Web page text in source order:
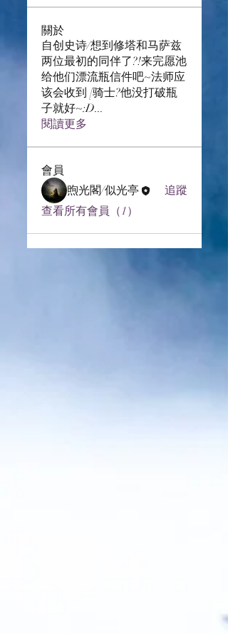
關於
自创史诗/想到修塔和马萨兹
两位最初的同伴了?!来完愿池
给他们漂流瓶信件吧~法师应
该会收到 [骑士?他没打破瓶
子就好~:D...
閱讀更多
會員
煦光閣/似光亭
追蹤
查看所有會員（1）